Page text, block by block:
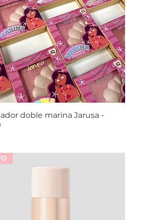
Vista rápida
doble marina Jarusa -